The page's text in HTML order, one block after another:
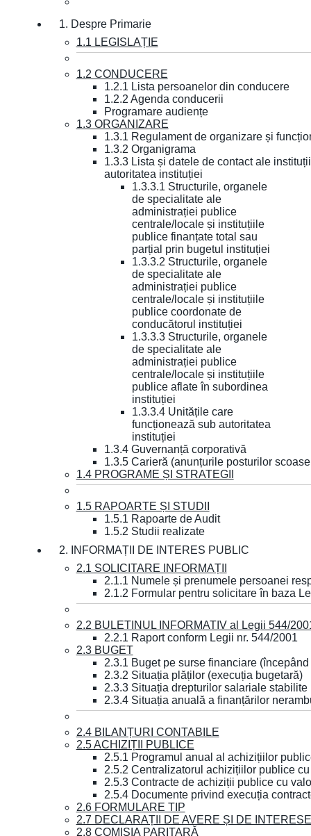
1. Despre Primarie
1.1 LEGISLAȚIE
1.2 CONDUCERE
1.2.1 Lista persoanelor din conducere
1.2.2 Agenda conducerii
Programare audiențe
1.3 ORGANIZARE
1.3.1 Regulament de organizare și
1.3.2 Organigrama
1.3.3 Lista și datele de contact ale
autoritatea instituției
1.3.3.1 Structurile, organele
de specialitate ale
administrației publice
centrale/locale și instituțiile
publice finanțate total sau
parțial prin bugetul instituției
1.3.3.2 Structurile, organele
de specialitate ale
administrației publice
centrale/locale și instituțiile
publice coordonate de
conducătorul instituției
1.3.3.3 Structurile, organele
de specialitate ale
administrației publice
centrale/locale și instituțiile
publice aflate în subordinea
instituției
1.3.3.4 Unitățile care
funcționează sub autoritatea
instituției
1.3.4 Guvernanță corporativă
1.3.5 Carieră (anunțurile posturilor
1.4 PROGRAME ȘI STRATEGII
1.5 RAPOARTE ȘI STUDII
1.5.1 Rapoarte de Audit
1.5.2 Studii realizate
2. INFORMAȚII DE INTERES PUBLIC
2.1 SOLICITARE INFORMAȚII
2.1.1 Numele și prenumele persoanei
2.1.2 Formular pentru solicitare în baza
2.2 BULETINUL INFORMATIV al Legii 544/
2.2.1 Raport conform Legii nr. 544/2001
2.3 BUGET
2.3.1 Buget pe surse financiare
2.3.2 Situația plăților (execuția bugetară)
2.3.3 Situația drepturilor salariale
2.3.4 Situația anuală a finanțărilor
2.4 BILANȚURI CONTABILE
2.5 ACHIZIȚII PUBLICE
2.5.1 Programul anual al achizițiilor
2.5.2 Centralizatorul achizițiilor publice
2.5.3 Contracte de achiziții publice cu
2.5.4 Documente privind execuția
2.6 FORMULARE TIP
2.7 DECLARAȚII DE AVERE ȘI DE INTERESE
2.8 COMISIA PARITARĂ